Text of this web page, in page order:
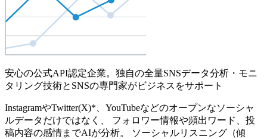
安心の公式API認定企業。独自の全量SNSデータ分析・モニ
タリング技術とSNSの専門家がビジネスをサポート
InstagramやTwitter(X)*、YouTubeなどのオープンなソーシャ
ルデータだけではなく、 フォロワー情報や頻出ワード、投
稿内容の感情までAIが分析。 ソーシャルリスニング（傾